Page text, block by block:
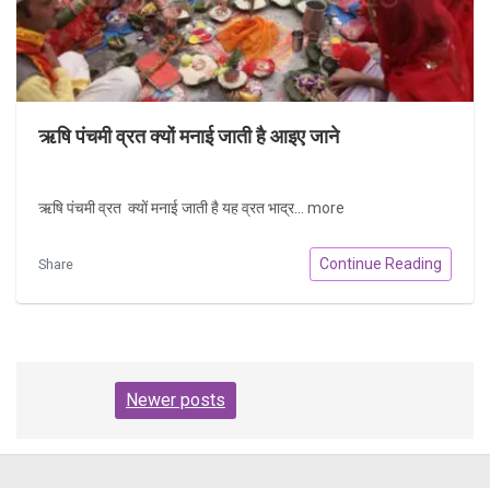
ऋषि पंचमी व्रत क्यों मनाई जाती है आइए जाने
ऋषि पंचमी व्रत क्यों मनाई जाती है यह व्रत भाद्र... more
Share Continue Reading
navigation
Newer posts